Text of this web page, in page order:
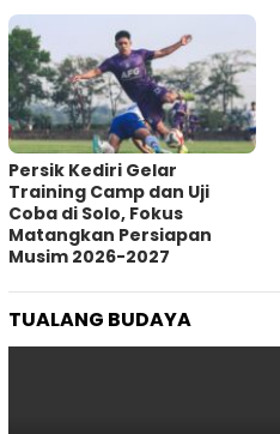
Persik Kediri Gelar
Training Camp dan Uji
Coba di Solo, Fokus
Matangkan Persiapan
Musim 2026-2027
TUALANG BUDAYA